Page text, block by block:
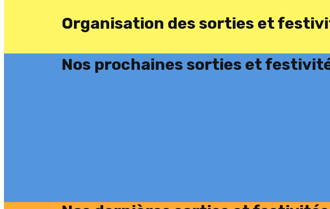
Organisation des sorties et
Nos prochaines sorties et